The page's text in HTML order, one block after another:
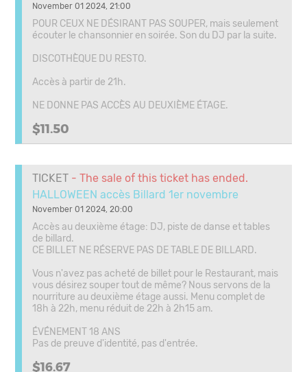
November 01 2024, 21:00
POUR CEUX NE DÉSIRANT PAS SOUPER, mais seulement
écouter le chansonnier en soirée. Son du DJ par la suite.
DISCOTHÈQUE DU RESTO.
Accès à partir de 21h.
NE DONNE PAS ACCÈS AU DEUXIÈME ÉTAGE.
$11.50
TICKET - The sale of this ticket has ended.
HALLOWEEN accès Billard 1er novembre
November 01 2024, 20:00
Accès au deuxième étage: DJ, piste de danse et tables
de billard.
CE BILLET NE RÉSERVE PAS DE TABLE DE BILLARD.
Vous n'avez pas acheté de billet pour le Restaurant, mais
vous désirez souper tout de même? Nous servons de la
nourriture au deuxième étage aussi. Menu complet de
18h à 22h, menu réduit de 22h à 2h15 am.
ÉVÉNEMENT 18 ANS
Pas de preuve d'identité, pas d'entrée.
$16.67